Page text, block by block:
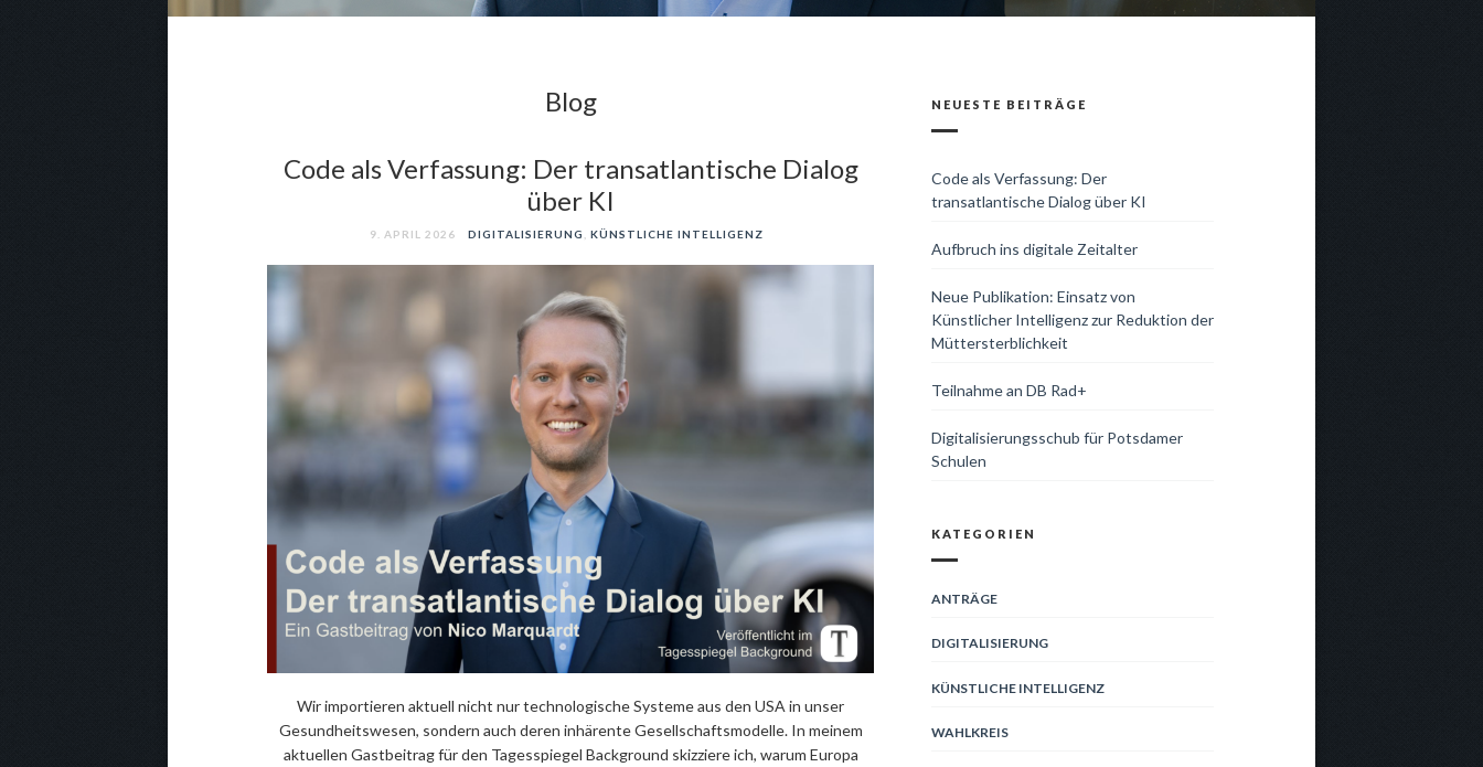
Blog
Code als Verfassung: Der transatlantische Dialog
über KI
9. APRIL 2026 DIGITALISIERUNG KÜNSTLICHE INTELLIGENZ
Wir importieren aktuell nicht nur technologische Systeme aus den USA in unser
Gesundheitswesen, sondern auch deren inhärente Gesellschaftsmodelle. In meinem
aktuellen Gastbeitrag für den Tagesspiegel Background skizziere ich, warum Europa
NEUESTE BEITRÄGE
Code als Verfassung: Der
transatlantische Dialog über KI
Aufbruch ins digitale Zeitalter
Neue Publikation: Einsatz von
Künstlicher Intelligenz zur Reduktion der
Müttersterblichkeit
Teilnahme an DB Rad+
Digitalisierungsschub für Potsdamer
Schulen
KATEGORIEN
ANTRÄGE
DIGITALISIERUNG
KÜNSTLICHE INTELLIGENZ
WAHLKREIS